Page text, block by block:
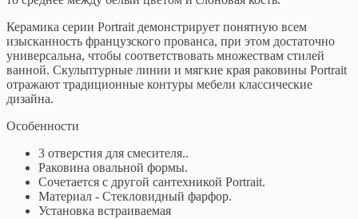
Керамика серии Portrait демонстрирует понятную всем
изысканность французского прованса, при этом достаточно
универсальна, чтобы соответствовать множествам стилей
ванной. Скульптурные линии и мягкие края раковины Portrait
отражают традиционные контуры мебели классические
дизайна.
Особенности
3 отверстия для смесителя..
Раковина овальной формы.
Сочетается с другой сантехникой Portrait.
Материал - Стекловидный фарфор.
Установка встраиваемая